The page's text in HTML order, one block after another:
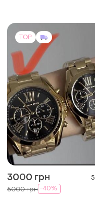
TOP
3000 грн 5
5000 грн -40%